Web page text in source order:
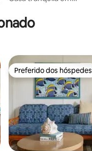
Preferido dos hóspedes
Preferido dos hóspedes